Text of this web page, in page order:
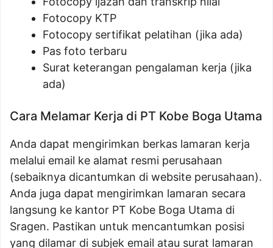
Fotocopy KTP
Fotocopy sertifikat pelatihan (jika ada)
Pas foto terbaru
Surat keterangan pengalaman kerja (jika
ada)
Cara Melamar Kerja di PT Kobe Boga Utama
Anda dapat mengirimkan berkas lamaran kerja
melalui email ke alamat resmi perusahaan
(sebaiknya dicantumkan di website perusahaan).
Anda juga dapat mengirimkan lamaran secara
langsung ke kantor PT Kobe Boga Utama di
Sragen. Pastikan untuk mencantumkan posisi
yang dilamar di subjek email atau surat lamaran